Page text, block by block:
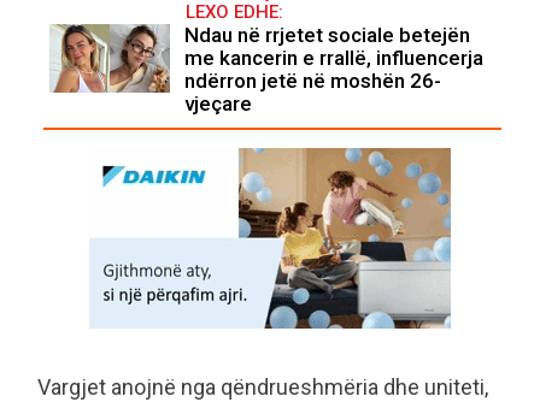
LEXO EDHE:
Ndau në rrjetet sociale betejën
me kancerin e rrallë, influencerja
ndërron jetë në moshën 26-
vjeçare
Vargjet anojnë nga qëndrueshmëria dhe uniteti,